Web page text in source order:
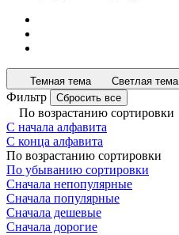
Темная тема Светлая тема
Фильтр Сбросить все
По возрастанию сортировки
С начала алфавита
С конца алфавита
По возрастанию сортировки
По убыванию сортировки
Сначала непопулярные
Сначала популярные
Сначала дешевые
Сначала дорогие